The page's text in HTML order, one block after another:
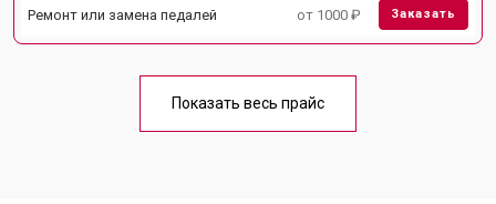
Ремонт или замена педалей от 1000 ₽ Заказать
Показать весь прайс